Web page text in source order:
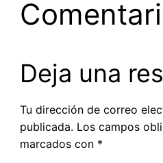
Deja una
Tu dirección de correo
publicada. Los campos
marcados con *